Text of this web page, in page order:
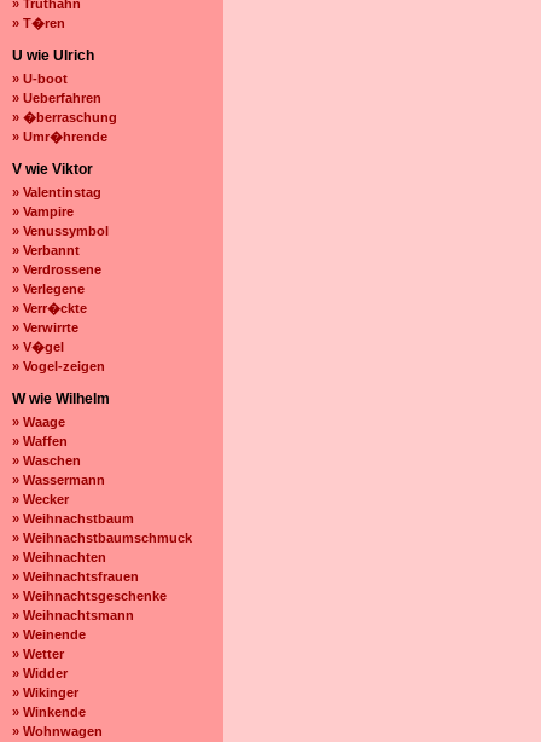
» Truthahn
» T�ren
U wie Ulrich
» U-boot
» Ueberfahren
» �berraschung
» Umr�hrende
V wie Viktor
» Valentinstag
» Vampire
» Venussymbol
» Verbannt
» Verdrossene
» Verlegene
» Verr�ckte
» Verwirrte
» V�gel
» Vogel-zeigen
W wie Wilhelm
» Waage
» Waffen
» Waschen
» Wassermann
» Wecker
» Weihnachstbaum
» Weihnachstbaumschmuck
» Weihnachten
» Weihnachtsfrauen
» Weihnachtsgeschenke
» Weihnachtsmann
» Weinende
» Wetter
» Widder
» Wikinger
» Winkende
» Wohnwagen